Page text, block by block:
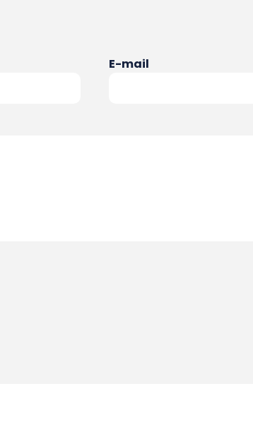
E-mail